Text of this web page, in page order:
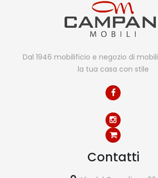
Dal 1946 mobilificio e negozio di
la tua casa con stile
Contatti